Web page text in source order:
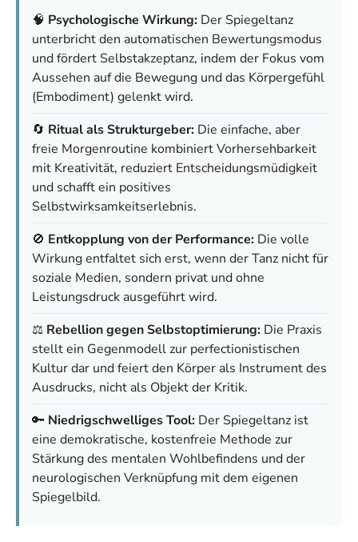
🧠 Psychologische Wirkung: Der Spiegeltanz
unterbricht den automatischen Bewertungsmodus
und fördert Selbstakzeptanz, indem der Fokus vom
Aussehen auf die Bewegung und das Körpergefühl
(Embodiment) gelenkt wird.
🔄 Ritual als Strukturgeber: Die einfache, aber
freie Morgenroutine kombiniert Vorhersehbarkeit
mit Kreativität, reduziert Entscheidungsmüdigkeit
und schafft ein positives
Selbstwirksamkeitserlebnis.
🚫 Entkopplung von der Performance: Die volle
Wirkung entfaltet sich erst, wenn der Tanz nicht für
soziale Medien, sondern privat und ohne
Leistungsdruck ausgeführt wird.
⚖️ Rebellion gegen Selbstoptimierung: Die Praxis
stellt ein Gegenmodell zur perfectionistischen
Kultur dar und feiert den Körper als Instrument des
Ausdrucks, nicht als Objekt der Kritik.
🔑 Niedrigschwelliges Tool: Der Spiegeltanz ist
eine demokratische, kostenfreie Methode zur
Stärkung des mentalen Wohlbefindens und der
neurologischen Verknüpfung mit dem eigenen
Spiegelbild.